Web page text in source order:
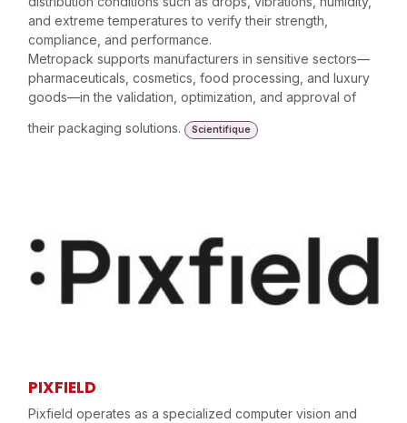
and extreme temperatures to verify their strength,
compliance, and performance.
Metropack supports manufacturers in sensitive sectors—
pharmaceuticals, cosmetics, food processing, and luxury
goods—in the validation, optimization, and approval of
their packaging solutions.
Scientifique
PIXFIELD
Pixfield operates as a specialized computer vision and